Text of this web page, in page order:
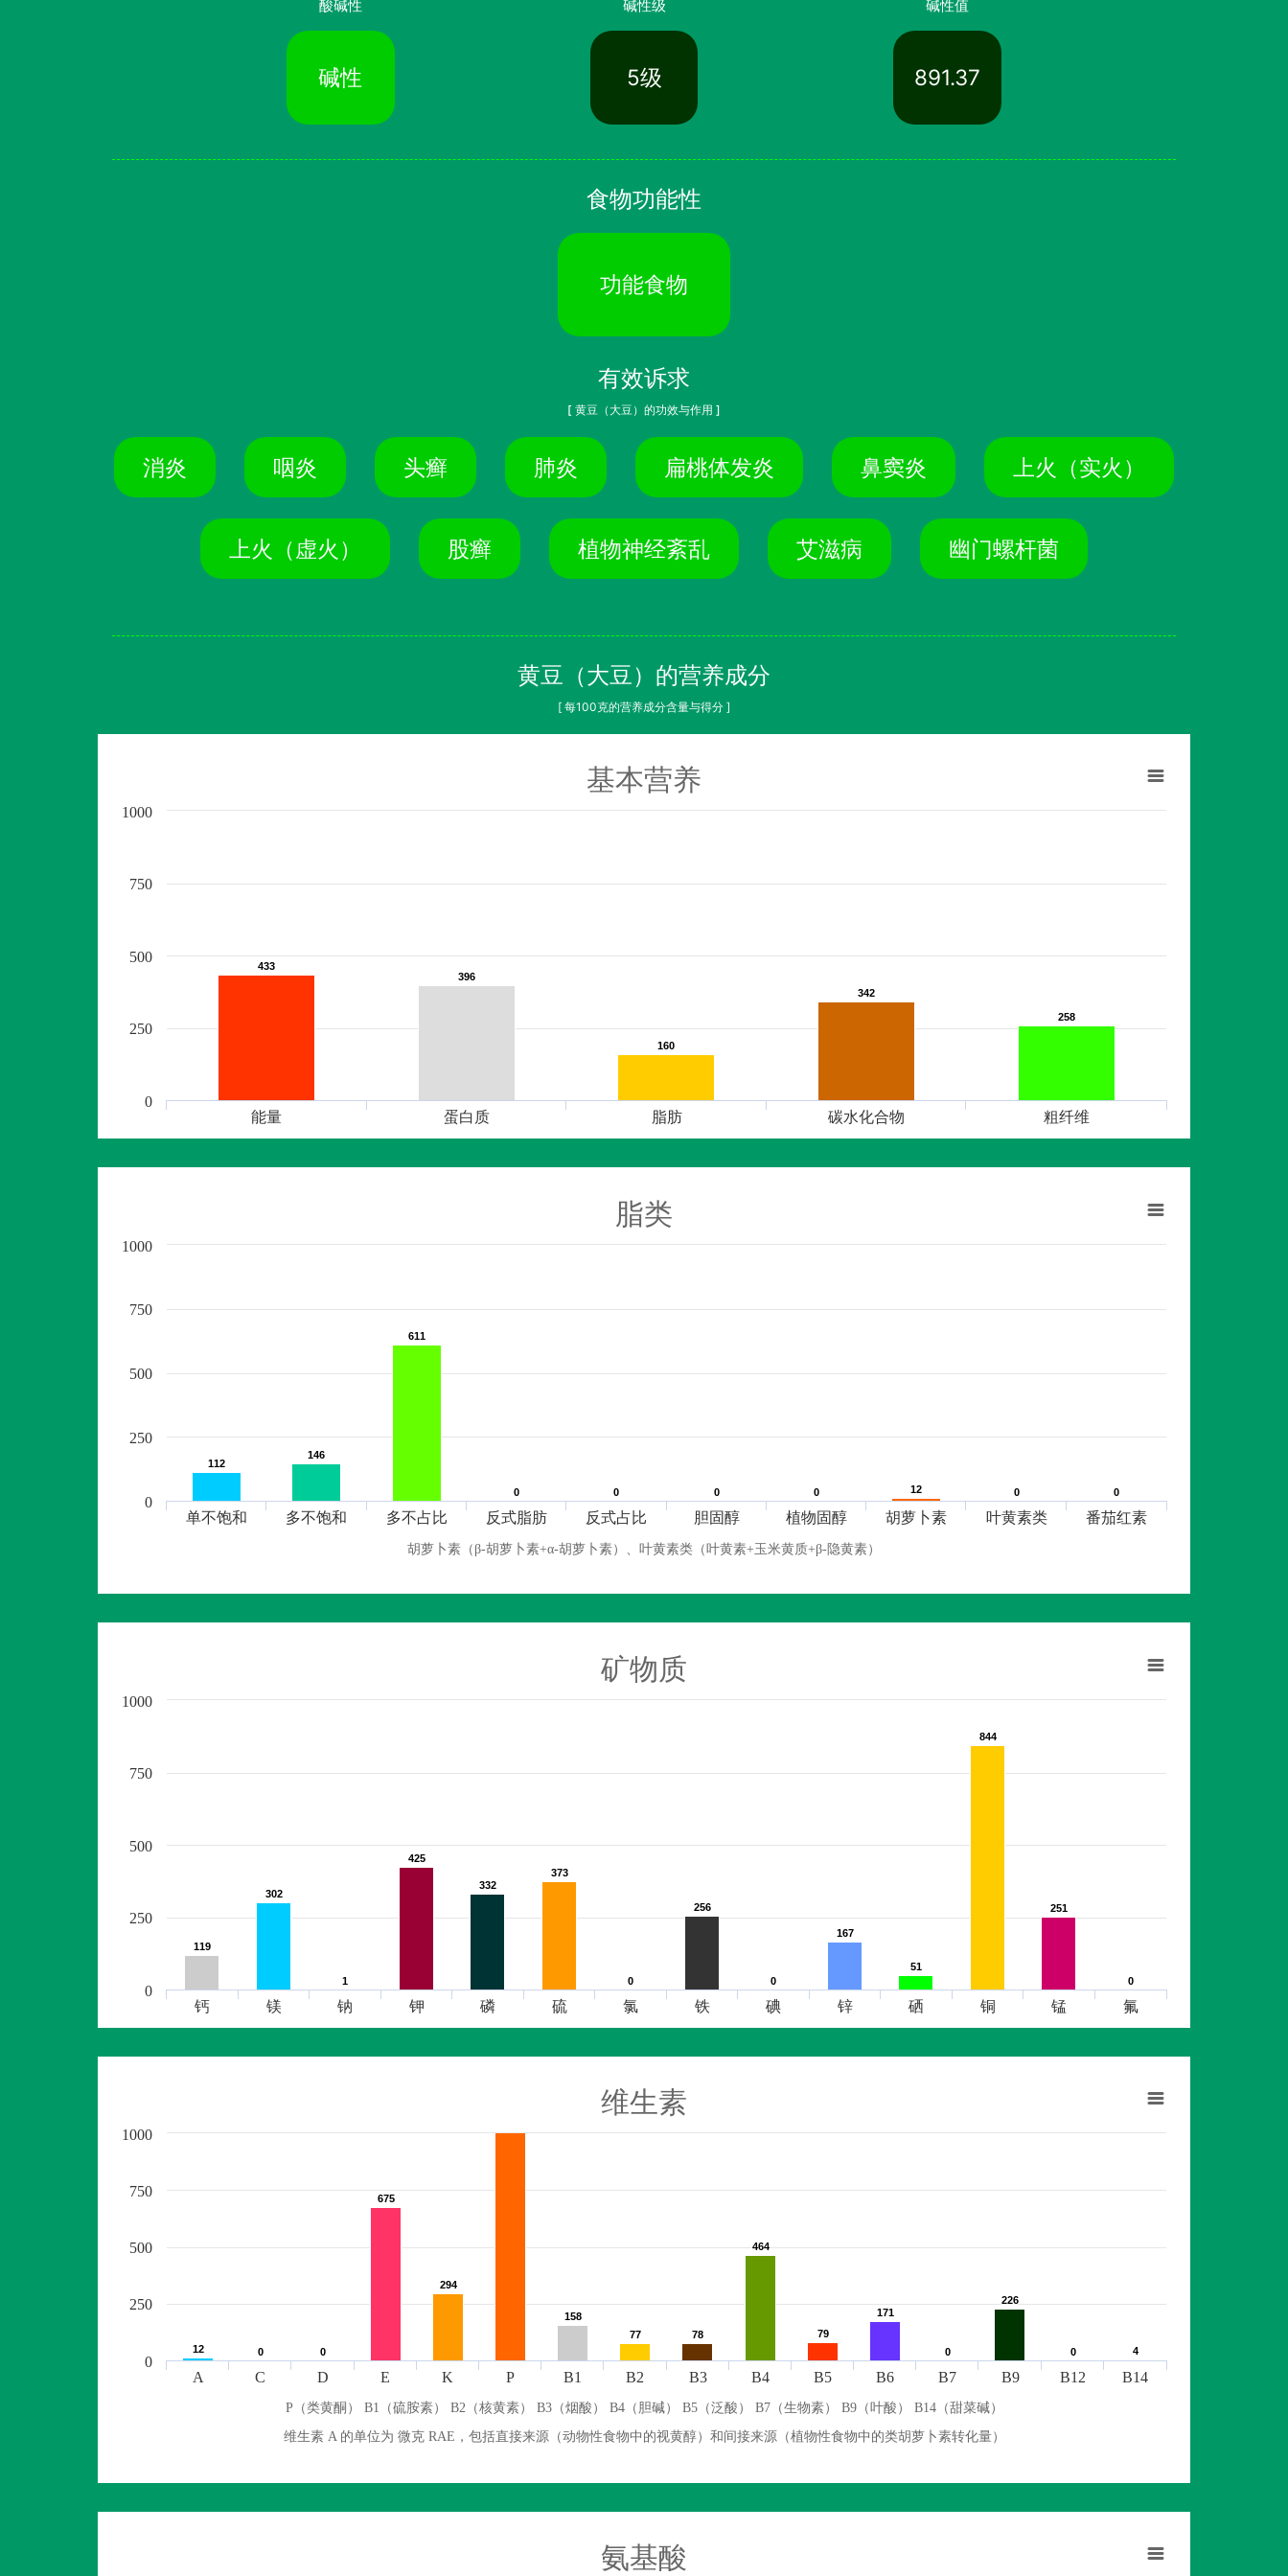
酸碱性 碱性级 碱性值
碱性 5级 891.37
食物功能性
功能食物
有效诉求
[ 黄豆（大豆）的功效与作用 ]
消炎 咽炎 头癣 肺炎 扁桃体发炎 鼻窦炎 上火（实火）
上火（虚火） 股癣 植物神经紊乱 艾滋病 幽门螺杆菌
黄豆（大豆）的营养成分
[ 每100克的营养成分含量与得分 ]
基本营养
433
433
396
396
160
160
342
342
258
258
能量 蛋白质 脂肪 碳水化合物 粗纤维
0
250
500
750
1000
脂类
胡萝卜素（β-胡萝卜素+α-胡萝卜素）、叶黄素类（叶黄素+玉米黄质+β-隐黄素）
112
112
146
146
611
611
0
0 0
0 0
0 0
0 12
12 0
0 0
0
单不饱和 多不饱和 多不占比 反式脂肪 反式占比 胆固醇 植物固醇 胡萝卜素 叶黄素类 番茄红素
0
250
500
750
1000
矿物质
119
119
302
302
1
1
425
425
332
332
373
373
0
0
256
256
0
0
167
167
51
51
844
844
251
251
0
0
钙 镁 钠 钾 磷 硫 氯 铁 碘 锌 硒 铜 锰 氟
0
250
500
750
1000
维生素
12
12 0
0 0
0
675
675
294
294
158
158
77
77 78
78
464
464
79
79
171
171
0
0
226
226
0
0 4
4
A C D E K P B1 B2 B3 B4 B5 B6 B7 B9 B12 B14
0
250
500
750
1000
P（类黄酮） B1（硫胺素） B2（核黄素） B3（烟酸） B4（胆碱） B5（泛酸） B7（生物素） B9（叶酸） B14（甜菜碱）
维生素 A 的单位为 微克 RAE，包括直接来源（动物性食物中的视黄醇）和间接来源（植物性食物中的类胡萝卜素转化量）
氨基酸